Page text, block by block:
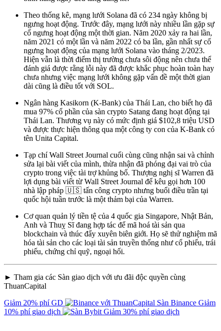
Theo thống kê, mạng lưới Solana đã có 234 ngày không bị
ngưng hoạt động. Trước đây, mạng lưới này nhiều lần gặp sự
cố ngưng hoạt động một thời gian. Năm 2020 xảy ra hai lần,
năm 2021 có một lần và năm 2022 có ba lần, gần nhất sự cố
ngưng hoạt động của mạng lưới Solana vào tháng 2/2023.
Hiện vẫn là thời điểm thị trường chưa sôi động nên chưa thể
đánh giá được rằng lỗi này đã được khắc phục hoàn toàn hay
chưa nhưng việc mạng lưới không gặp vấn đề một thời gian
dài cũng là điều tốt với SOL.
Ngân hàng Kasikorn (K-Bank) của Thái Lan, cho biết họ đã
mua 97% cổ phần của sàn crypto Satang đang hoạt động tại
Thái Lan. Thương vụ này có mức định giá $102,8 triệu USD
và được thực hiện thông qua một công ty con của K-Bank có
tên Unita Capital.
Tạp chí Wall Street Journal cuối cùng cũng nhận sai và chỉnh
sửa lại bài viết của mình, thừa nhận đã phóng đại vai trò của
crypto trong việc tài trợ khủng bố. Thượng nghị sĩ Warren đã
lợi dụng bài viết từ Wall Street Journal để kêu gọi hơn 100
nhà lập pháp 🇺🇸 tấn công crypto nhưng buổi điều trần tại
quốc hội tuần trước là một thảm bại của Warren.
Cơ quan quản lý tiền tệ của 4 quốc gia Singapore, Nhật Bản,
Anh và Thuỵ Sĩ đang hợp tác để mã hoá tài sản qua
blockchain và thúc đẩy xuyên biên giới. Họ sẽ thử nghiệm mã
hóa tài sản cho các loại tài sản truyền thống như cổ phiếu, trái
phiếu, chứng chỉ quỹ, ngoại hối.
► Tham gia các Sàn giao dịch với ưu đãi độc quyền cùng
ThuanCapital
Giảm 20% phí GD
Sàn Binance Giảm
10% phí giao dịch
Giảm 30% phí giao dịch